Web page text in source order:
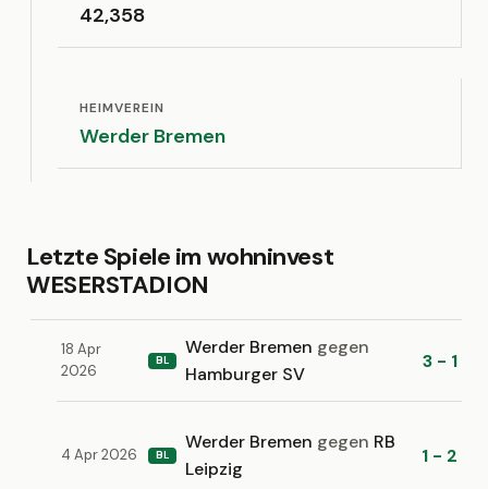
42,358
HEIMVEREIN
Werder Bremen
Letzte Spiele im wohninvest
WESERSTADION
18 Apr
2026
BL
Werder Bremen gegen
Hamburger SV
3 - 1
4 Apr 2026 BL
Werder Bremen gegen RB
Leipzig
1 - 2